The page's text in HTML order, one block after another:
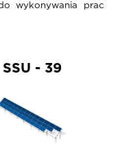
wykonywania prac
SSU - 39